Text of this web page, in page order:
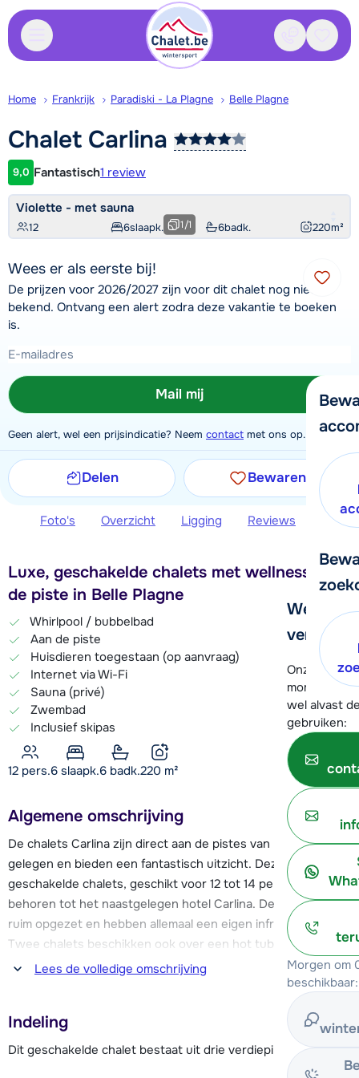
Contact
We
verder!
Onze
moment
wel alvast
gebruiken:
Morgen om
beschikbaar:
Home Frankrijk Paradiski - La Plagne Belle Plagne
Chalet Carlina
Klantwaardering
9,0 Fantastisch1 review
Violette - met sauna
12 6slaapk. 6badk. 220m²
1/1
Wees er als eerste bij!
De prijzen voor 2026/2027 zijn voor dit chalet nog niet
bekend. Ontvang een alert zodra deze vakantie te boeken
is.
Mail mij
Geen alert, wel een prijsindicatie? Neem contact met ons op.
Delen Bewaren
Foto's Overzicht Ligging Reviews
Luxe, geschakelde chalets met wellness, aan
de piste in Belle Plagne
Whirlpool / bubbelbad
Aan de piste
Huisdieren toegestaan (op aanvraag)
Internet via Wi-Fi
Sauna (privé)
Zwembad
Inclusief skipas
12 pers.6 slaapk.6 badk.220 m²
Algemene omschrijving
De chalets Carlina zijn direct aan de pistes van Belle Plagne
gelegen en bieden een fantastisch uitzicht. Deze drie
geschakelde chalets, geschikt voor 12 tot 14 personen,
behoren tot het naastgelegen hotel Carlina. De chalets zijn
ruim opgezet en hebben allemaal een eigen infraroodsauna!
Twee chalets beschikken ook over een hot tub op het
balkon.
Vanuit de chalets Carlina stap je direct de blauwe piste op,
die naar Plagne Bellecôte leidt. Hiervandaan vertrekken
diverse skiliften met prima aansluitingen op dit enorme
skigebied. Onder andere de Bellecôte Gletsjer (met ruim
Lees de volledige omschrijving
Indeling
Dit geschakelde chalet bestaat uit drie verdiepingen.